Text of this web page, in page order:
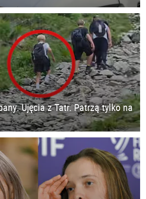
Ujęcia z Tatr. Patrzą tylko na